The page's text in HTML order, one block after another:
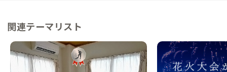
関連テーマリスト